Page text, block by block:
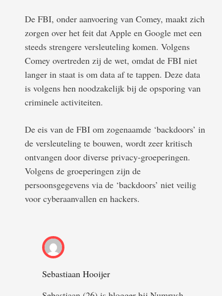
De FBI, onder aanvoering van Comey, maakt zich
zorgen over het feit dat Apple en Google met een
steeds strengere versleuteling komen. Volgens
Comey overtreden zij de wet, omdat de FBI niet
langer in staat is om data af te tappen. Deze data
is volgens hen noodzakelijk bij de opsporing van
criminele activiteiten.
De eis van de FBI om zogenaamde ‘backdoors’ in
de versleuteling te bouwen, wordt zeer kritisch
ontvangen door diverse privacy-groeperingen.
Volgens de groeperingen zijn de
persoonsgegevens via de ‘backdoors’ niet veilig
voor cyberaanvallen en hackers.
Sebastiaan Hooijer